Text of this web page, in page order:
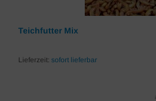
Teichfutter Mix
Lieferzeit: sofort lieferbar